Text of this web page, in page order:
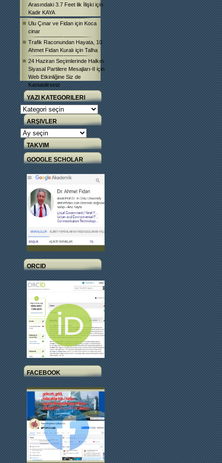
Arasındaki 3.7 Feet lik İlişki için
Kadir KAYA
Ulu Çınar ve Fidan için Koca
cinar
Trafik Raconundan Hayata, 10
Ahmet Fidan Kuralı için Talha
24 Haziran Seçimlerinde Halkın
Siyasal Partilere Mesajları-II için
Web Etkinliğine Siz de
Katılabilirsiniz
YAZI KATEGORILERI
Yazı
Kategorileri
ARŞIVLER
Arşivler
TAKVIM
GOOGLE SCHOLAR
ORCID
FACEBOOK